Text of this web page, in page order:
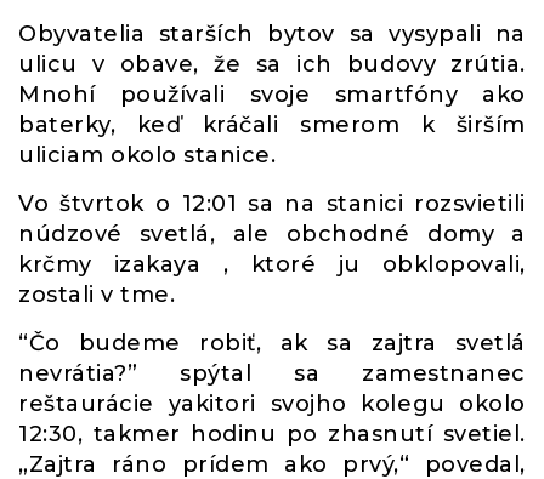
Obyvatelia starších bytov sa vysypali na
ulicu v obave, že sa ich budovy zrútia.
Mnohí používali svoje smartfóny ako
baterky, keď kráčali smerom k širším
uliciam okolo stanice.
Vo štvrtok o 12:01 sa na stanici rozsvietili
núdzové svetlá, ale obchodné domy a
krčmy izakaya , ktoré ju obklopovali,
zostali v tme.
“Čo budeme robiť, ak sa zajtra svetlá
nevrátia?” spýtal sa zamestnanec
reštaurácie yakitori svojho kolegu okolo
12:30, takmer hodinu po zhasnutí svetiel.
„Zajtra ráno prídem ako prvý,“ povedal,